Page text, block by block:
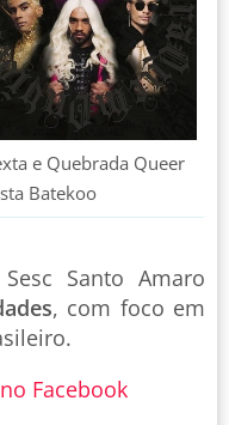
e Quebrada Queer
Batekoo
Santo Amaro
, com foco em
Facebook